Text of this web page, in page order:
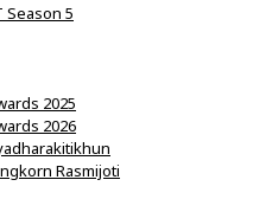
Season 5
2025
2026
Rasmijoti